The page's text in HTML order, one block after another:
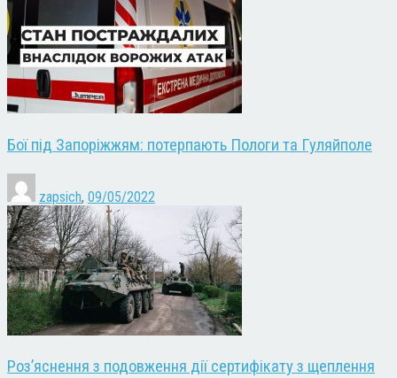
Бої під Запоріжжям: потерпають Пологи та Гуляйполе
zapsich, 09/05/2022
Роз’яснення з подовження дії сертифікату з щеплення